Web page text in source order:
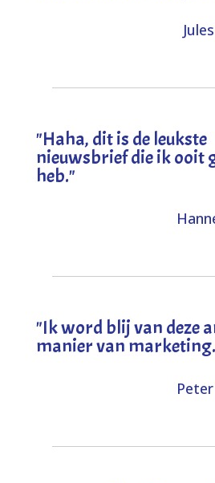
"Haha, dit is de leukste
nieuwsbrief die ik ooit
heb."
"Ik word blij van deze
manier van